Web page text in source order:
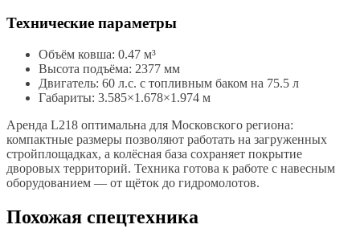
Технические параметры
Объём ковша: 0.47 м³
Высота подъёма: 2377 мм
Двигатель: 60 л.с. с топливным баком на 75.5 л
Габариты: 3.585×1.678×1.974 м
Аренда L218 оптимальна для Московского региона:
компактные размеры позволяют работать на загруженных
стройплощадках, а колёсная база сохраняет покрытие
дворовых территорий. Техника готова к работе с навесным
оборудованием — от щёток до гидромолотов.
Похожая спецтехника